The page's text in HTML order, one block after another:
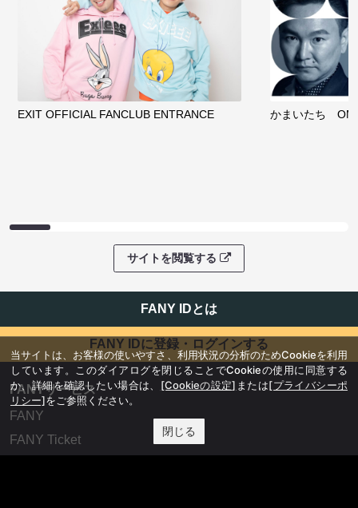
EXIT OFFICIAL FANCLUB ENTRANCE かまいたち
サイトを閲覧する
FANY IDとは
FANY IDに登録・ログインする
FANYサービス
FANY
FANY Ticket
当サイトは、お客様の使いやすさ、利用状況の分析のためCookieを利用
しています。このダイアログを閉じることでCookieの使用に同意する
か、詳細を確認したい場合は、 [Cookieの設定] または[プライバシーポ
リシー]をご参照ください。
閉じる